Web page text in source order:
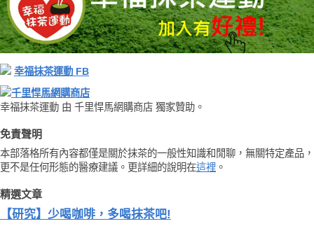
幸福抹茶運動 FB
千里悍馬網購商店
幸福抹茶運動 由 千里悍馬網購商店 獨家贊助。
免責聲明
本部落格所有內容都僅是關於抹茶的一般性知識和閒聊，無關特定產品，
更不是任何形態的醫療建議。更詳細的說明在這裡 。
精選文章
【研究】少喝咖啡，多喝抹茶吧!